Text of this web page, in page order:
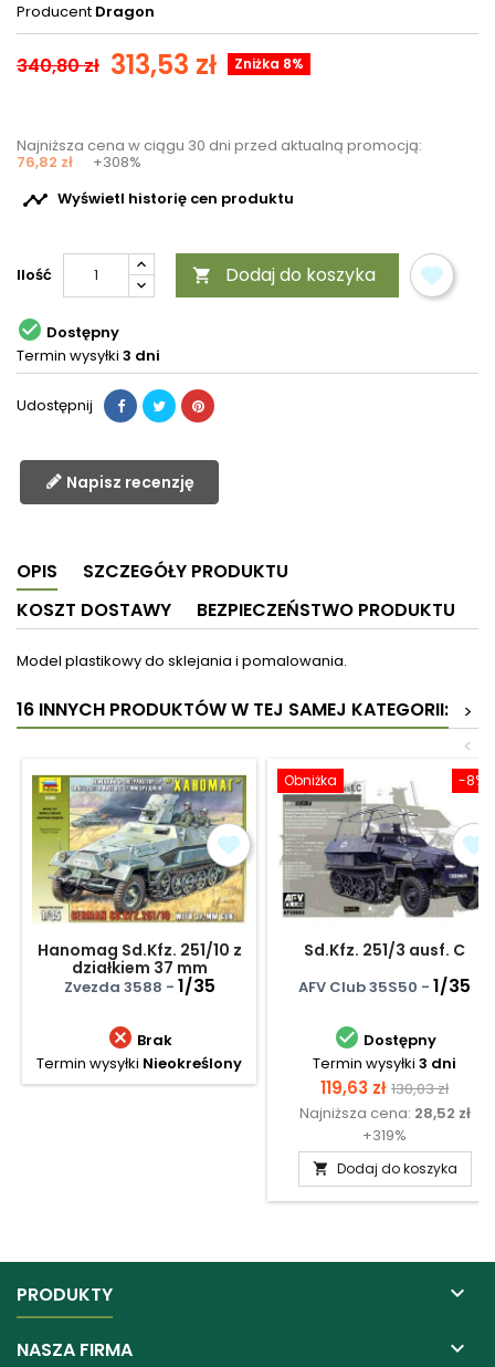
Producent Dragon
340,80 zł 313,53 zł Zniżka 8%
Najniższa cena w ciągu 30 dni przed aktualną promocją:
76,82 zł +308%
 Wyświetl historię cen produktu
Ilość  Dodaj do koszyka
 Dostępny
Termin wysyłki 3 dni
Udostępnij
Napisz recenzję
OPIS
SZCZEGÓŁY PRODUKTU
KOSZT DOSTAWY
BEZPIECZEŃSTWO PRODUKTU
Model plastikowy do sklejania i pomalowania.
16 INNYCH PRODUKTÓW W TEJ SAMEJ KATEGORII:
>
<
Hanomag Sd.Kfz. 251/10 z
działkiem 37 mm
Zvezda 3588 - 1/35
 Brak
Termin wysyłki Nieokreślony
-8%
Obniżka
Sd.Kfz. 251/3 ausf. C
AFV Club 35S50 - 1/35
 Dostępny
Termin wysyłki 3 dni
Cena
119,63 zł Cena
130,03 zł
Najniższa cena: 28,52 zł
+319%
 Dodaj do koszyka
PRODUKTY 
NASZA FIRMA 